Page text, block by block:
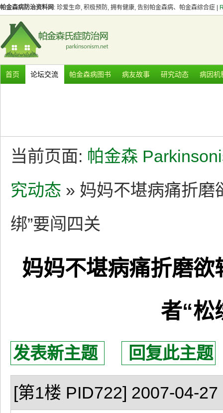
帕金森病防治资料网 : 珍爱生命, 积极预防, 拥有健康, 告别帕金森病、帕金森综合症 |
首页 论坛交流 帕金森病图书 病友故事 研究动态 病因机
当前页面: 帕金森
究动态 » 妈妈不堪病痛折
绑”要闯四关
妈妈不堪病痛折磨
者“松
发表新主题 回复此主题
[第1楼 PID722] 2007-04-27